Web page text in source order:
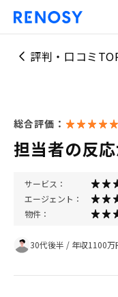
評判・口コミ
総合評価：
担当者の反
サービス：
エージェント：
物件：
30代後半 / 年収1100万